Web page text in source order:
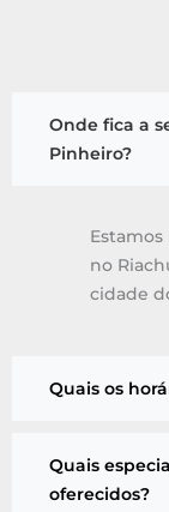
Onde fica a
Pinheiro?
Estamos
no
cidade
Quais os
Quais
oferecidos?